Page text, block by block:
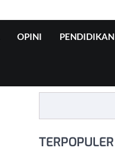
OPINI PENDIDIKAN
TERPOPULER